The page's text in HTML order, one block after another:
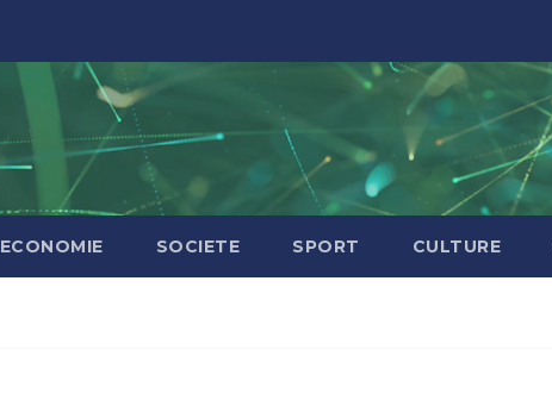
ECONOMIE SOCIETE SPORT CULTURE